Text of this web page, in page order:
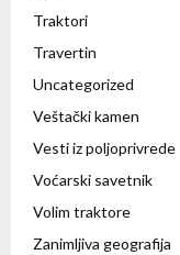
Traktori
Travertin
Uncategorized
Veštački kamen
Vesti iz poljoprivrede
Voćarski savetnik
Volim traktore
Zanimljiva geografija